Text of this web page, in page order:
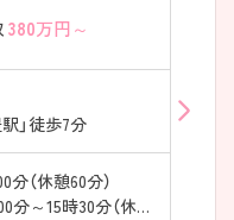
を習得 ・一律ではなく個々の
偏らない教育体制 → ブラン
―――――――――――――――
――――――――――――――― 仕
寮」や転居補助制度あり ・高
童保育に対応 → ライフステ
380万円～
」徒歩7分
（休憩60分）
15時30分（休憩60分）